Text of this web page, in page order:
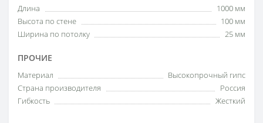
Длина
1000 мм
Высота по стене
100 мм
Ширина по потолку
25 мм
ПРОЧИЕ
Материал
Высокопрочный гипс
Страна производителя
Россия
Гибкость
Жесткий